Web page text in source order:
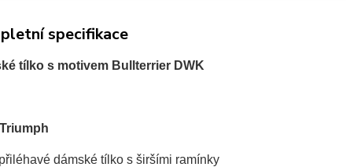
specifikace
tílko s motivem Bullterrier DWK
přiléhavé dámské tílko s širšími ramínky